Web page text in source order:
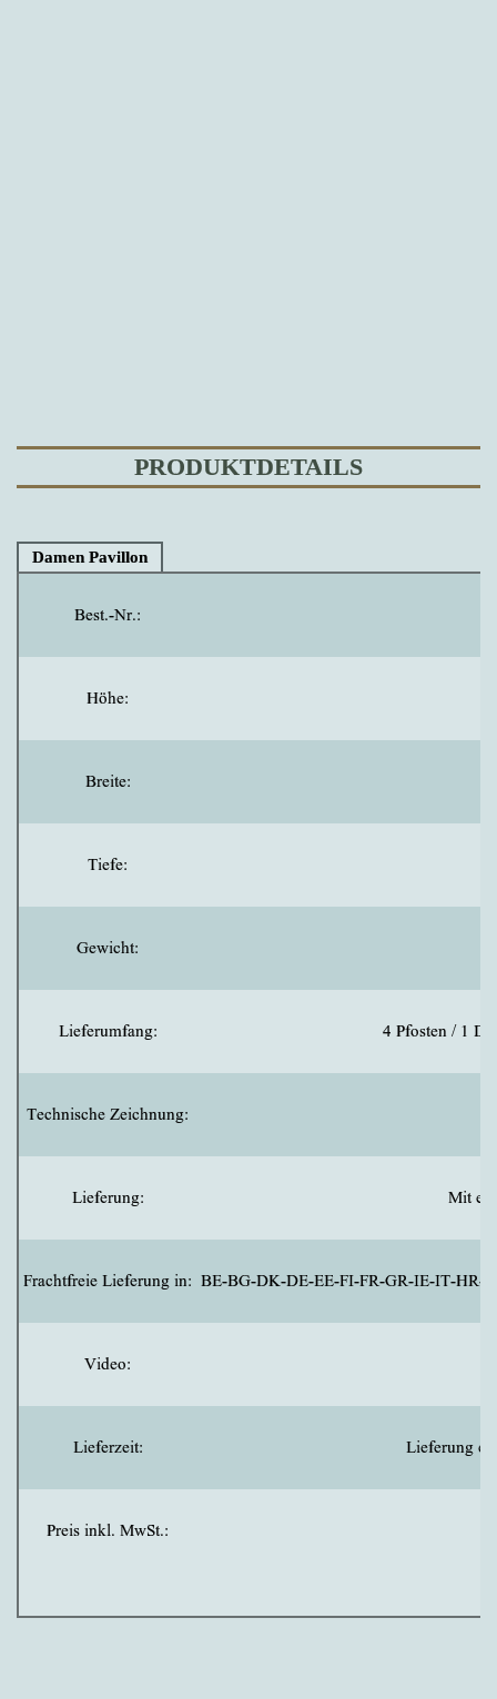
PRODUKTDETAILS
Damen Pavillon
Best.-Nr.:
Höhe:
Breite:
Tiefe:
Gewicht:
Lieferumfang:
Technische Zeichnung:
Lieferung:
Frachtfreie Lieferung in:
Video:
Lieferzeit:
Preis inkl. MwSt.:
4 Pfosten / 1
Mit
BE-BG-DK-DE-EE-FI-FR-GR-IE-IT-HR-
Lieferung